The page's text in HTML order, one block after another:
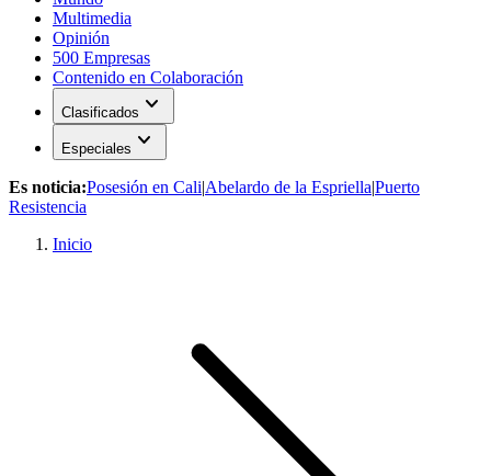
Multimedia
Opinión
500 Empresas
Contenido en Colaboración
Clasificados expand_more
Especiales expand_more
Es noticia:Posesión en Cali|Abelardo de la Espriella|Puerto
Resistencia
Inicio